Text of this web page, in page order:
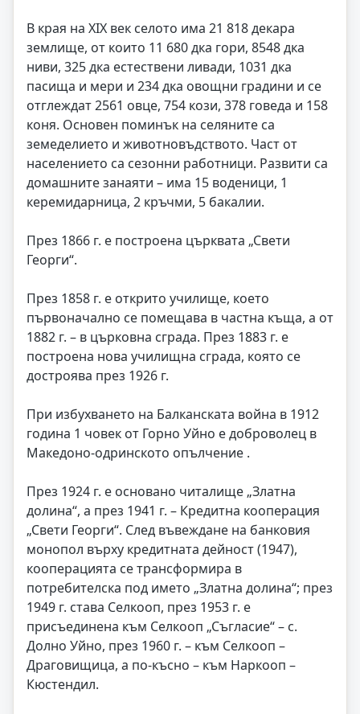
В края на XIX век селото има 21 818 декара
землище, от които 11 680 дка гори, 8548 дка
ниви, 325 дка естествени ливади, 1031 дка
пасища и мери и 234 дка овощни градини и се
отглеждат 2561 овце, 754 кози, 378 говеда и 158
коня. Основен поминък на селяните са
земеделието и животновъдството. Част от
населението са сезонни работници. Развити са
домашните занаяти – има 15 воденици, 1
керемидарница, 2 кръчми, 5 бакалии.
През 1866 г. е построена църквата „Свети
Георги“.
През 1858 г. е открито училище, което
първоначално се помещава в частна къща, а от
1882 г. – в църковна сграда. През 1883 г. е
построена нова училищна сграда, която се
достроява през 1926 г.
При избухването на Балканската война в 1912
година 1 човек от Горно Уйно е доброволец в
Македоно-одринското опълчение .
През 1924 г. е основано читалище „Златна
долина“, а през 1941 г. – Кредитна кооперация
„Свети Георги“. След въвеждане на банковия
монопол върху кредитната дейност (1947),
кооперацията се трансформира в
потребителска под името „Златна долина“; през
1949 г. става Селкооп, през 1953 г. е
присъединена към Селкооп „Съгласие“ – с.
Долно Уйно, през 1960 г. – към Селкооп –
Драговищица, а по-късно – към Наркооп –
Кюстендил.